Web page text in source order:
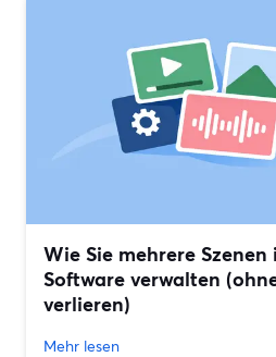
Wie Sie mehrere
Software verwalten
verlieren)
Mehr lesen